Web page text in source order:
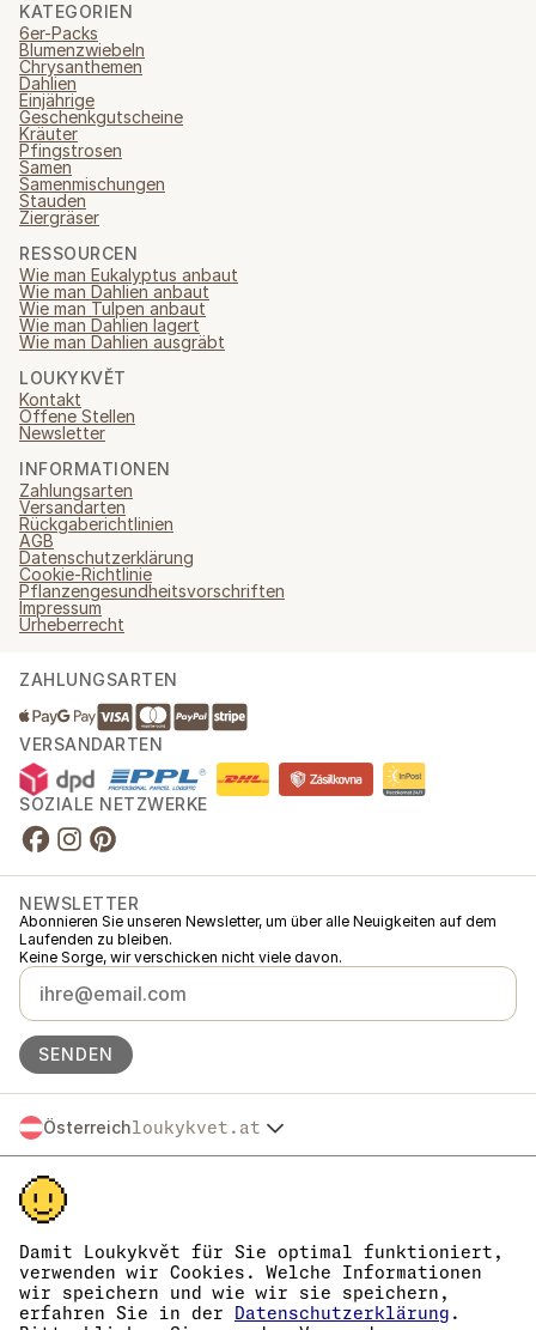
Damit Loukykvět für Sie optimal funktioniert,
verwenden wir Cookies. Welche Informationen
wir speichern und wie wir sie speichern,
erfahren Sie in der
Datenschutzerklärung .
KATEGORIEN
6er-Packs
Blumenzwiebeln
Chrysanthemen
Dahlien
Einjährige
Geschenkgutscheine
Kräuter
Pfingstrosen
Samen
Samenmischungen
Stauden
Ziergräser
RESSOURCEN
Wie man Eukalyptus anbaut
Wie man Dahlien anbaut
Wie man Tulpen anbaut
Wie man Dahlien lagert
Wie man Dahlien ausgräbt
LOUKYKVĚT
Kontakt
Offene Stellen
Newsletter
INFORMATIONEN
Zahlungsarten
Versandarten
Rückgaberichtlinien
AGB
Datenschutzerklärung
Cookie-Richtlinie
Pflanzengesundheitsvorschriften
Impressum
Urheberrecht
ZAHLUNGSARTEN
VERSANDARTEN
SOZIALE NETZWERKE
NEWSLETTER
Abonnieren Sie unseren Newsletter, um über alle Neuigkeiten auf dem
Laufenden zu bleiben.
Keine Sorge, wir verschicken nicht viele davon.
SENDEN
Österreichloukykvet.at
Česko
Slovensko
Polska
Deutschland
France
België
Danmark
Eesti
Loukykvět s.r.o. ist im Handelsregister beim Stadtgericht in Prag,
Abteilung C, Einlage 268616 eingetragen.
Nummer EKF00180493 beteiligt.
Wir verwenden die Registrierungsnummer 0636 zur Ausstellung von
Pflanzenpässen.
Unsere Unternehmens-Identifikationsnummer lautet 05663687, die
USt-IdNr. ist CZ05663687.